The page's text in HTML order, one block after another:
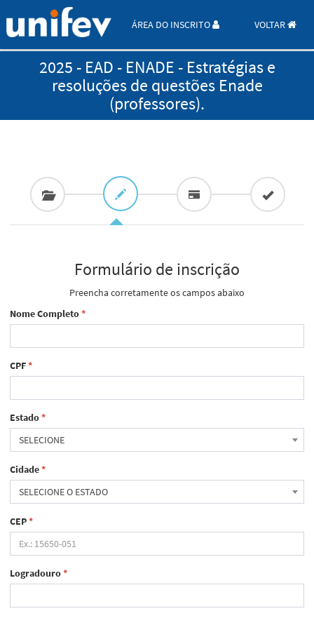
ÁREA DO INSCRITO VOLTAR
2025 - EAD - ENADE - Estratégias e
resoluções de questões Enade
(professores).
Formulário de inscrição
Preencha corretamente os campos abaixo
Nome Completo*
CPF*
Estado*
SELECIONE
Cidade*
SELECIONE O ESTADO
CEP*
Logradouro*